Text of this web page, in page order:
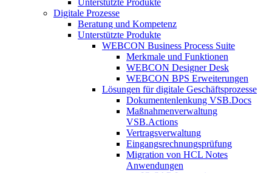
Digitale Prozesse
Beratung und Kompetenz
Unterstützte Produkte
WEBCON Business Process Suite
Merkmale und Funktionen
WEBCON Designer Desk
WEBCON BPS Erweiterungen
Lösungen für digitale Geschäftsprozesse
Dokumentenlenkung VSB.Docs
Maßnahmenverwaltung
VSB.Actions
Vertragsverwaltung
Eingangsrechnungs­prüfung
Migration von HCL Notes
Anwendungen